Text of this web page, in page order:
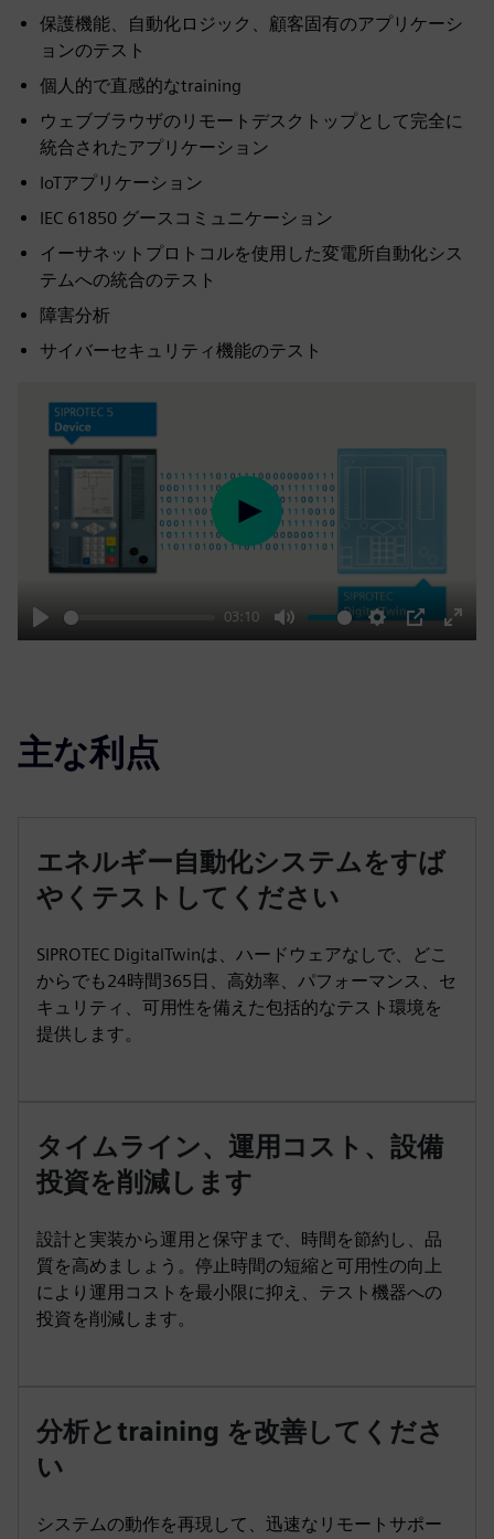
保護機能、自動化ロジック、顧客固有のアプリケーシ
ョンのテスト
個人的で直感的なtraining
ウェブブラウザのリモートデスクトップとして完全に
統合されたアプリケーション
IoTアプリケーション
IEC 61850 グースコミュニケーション
イーサネットプロトコルを使用した変電所自動化シス
テムへの統合のテスト
障害分析
サイバーセキュリティ機能のテスト
Play
03:10
Mute Settings
PIP
Enter
Play
主な利点
エネルギー自動化システムをすば
やくテストしてください
SIPROTEC DigitalTwinは、ハードウェアなしで、どこ
からでも24時間365日、高効率、パフォーマンス、セ
キュリティ、可用性を備えた包括的なテスト環境を
提供します。
タイムライン、運用コスト、設備
投資を削減します
設計と実装から運用と保守まで、時間を節約し、品
質を高めましょう。停止時間の短縮と可用性の向上
により運用コストを最小限に抑え、テスト機器への
投資を削減します。
分析とtraining を改善してくださ
い
システムの動作を再現して、迅速なリモートサポー